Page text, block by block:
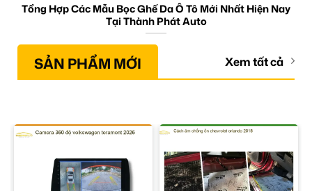
Tổng Hợp Các Mẫu Bọc Ghế Da Ô Tô Mới Nhất Hiện Nay
Tại Thành Phát Auto
SẢN PHẨM MỚI Xem tất cả